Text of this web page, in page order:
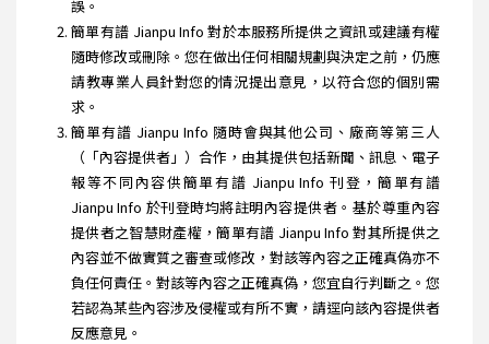
誤。
簡單有譜 Jianpu Info 對於本服務所提供之資訊或建議有權
隨時修改或刪除。您在做出任何相關規劃與決定之前，仍應
請教專業人員針對您的情況提出意見，以符合您的個別需
求。
簡單有譜 Jianpu Info 隨時會與其他公司、廠商等第三人
（「內容提供者」）合作，由其提供包括新聞、訊息、電子
報等不同內容供簡單有譜 Jianpu Info 刊登，簡單有譜
Jianpu Info 於刊登時均將註明內容提供者。基於尊重內容
提供者之智慧財產權，簡單有譜 Jianpu Info 對其所提供之
內容並不做實質之審查或修改，對該等內容之正確真偽亦不
負任何責任。對該等內容之正確真偽，您宜自行判斷之。您
若認為某些內容涉及侵權或有所不實，請逕向該內容提供者
反應意見。